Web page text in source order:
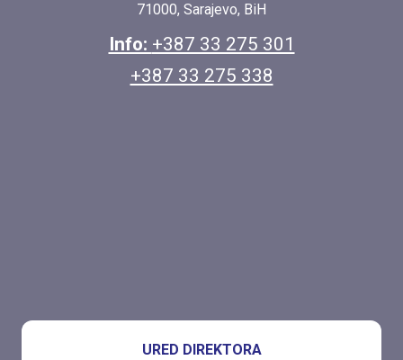
71000, Sarajevo, BiH
Info: +387 33 275 301
+387 33 275 338
URED DIREKTORA